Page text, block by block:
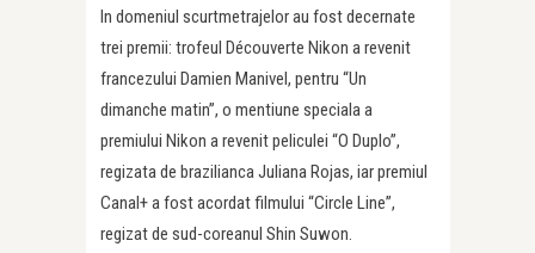
In domeniul scurtmetrajelor au fost decernate
trei premii: trofeul Découverte Nikon a revenit
francezului Damien Manivel, pentru “Un
dimanche matin”, o mentiune speciala a
premiului Nikon a revenit peliculei “O Duplo”,
regizata de brazilianca Juliana Rojas, iar premiul
Canal+ a fost acordat filmului “Circle Line”,
regizat de sud-coreanul Shin Suwon.